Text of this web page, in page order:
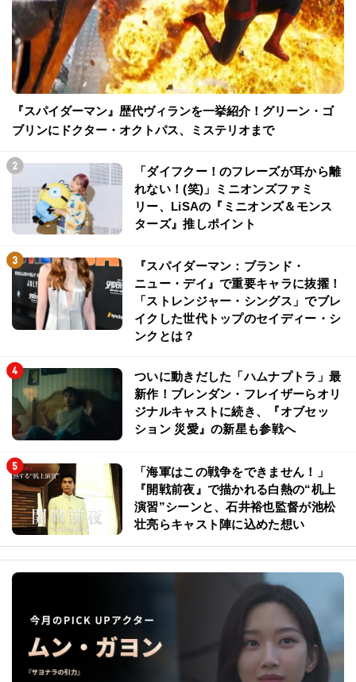
『スパイダーマン』歴代ヴィランを一挙紹介！グリーン・ゴ
ブリンにドクター・オクトパス、ミステリオまで
「ダイフクー！のフレーズが耳から離
れない！(笑)」ミニオンズファミ
リー、LiSAの『ミニオンズ＆モンス
ターズ』推しポイント
『スパイダーマン：ブランド・
ニュー・デイ』で重要キャラに抜擢！
「ストレンジャー・シングス」でブレ
イクした世代トップのセイディー・シ
ンクとは？
ついに動きだした「ハムナプトラ」最
新作！ブレンダン・フレイザーらオリ
ジナルキャストに続き、『オブセッ
ション 災愛』の新星も参戦へ
「海軍はこの戦争をできません！」
『開戦前夜』で描かれる白熱の“机上
演習”シーンと、石井裕也監督が池松
壮亮らキャスト陣に込めた想い